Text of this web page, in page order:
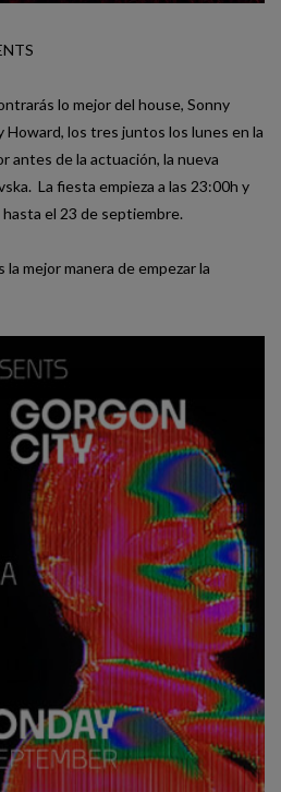
lo mejor del house, Sonny
Howard, los tres juntos los lunes en la
antes de la actuación, la nueva
La fiesta empieza a las 23:00h y
el 23 de septiembre.
mejor manera de empezar la